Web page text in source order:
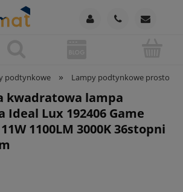
podtynkowe » Lampy podtynkowe
kwadratowa lampa
Lux 192406 Game
1100LM 3000K 36stopni